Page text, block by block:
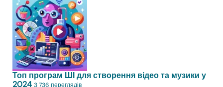
Топ програм ШІ для створення відео та музики у
2024 3 736 переглядів